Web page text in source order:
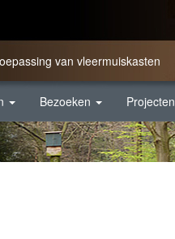
van vleermuiskasten
Bezoeken Projecten